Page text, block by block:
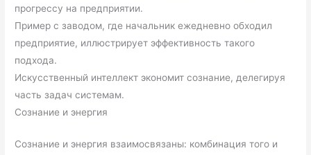
прогрессу на предприятии.
Пример с заводом, где начальник ежедневно обходил
предприятие, иллюстрирует эффективность такого
подхода.
Искусственный интеллект экономит сознание, делегируя
часть задач системам.
Сознание и энергия
Сознание и энергия взаимосвязаны: комбинация того и